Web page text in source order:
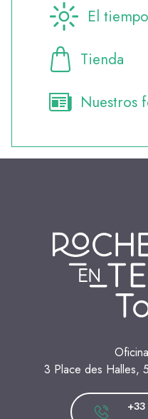
El tiempo
Tienda
Nuestros
3 Place des Halles,